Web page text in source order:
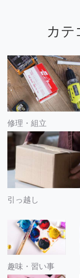
カテ
修理・組立
引っ越し
趣味・習い事